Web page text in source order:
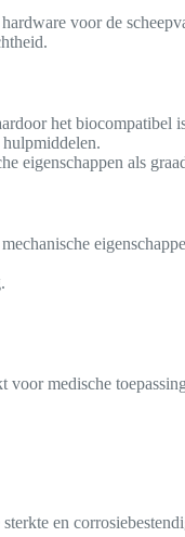
voor de
het biocompatibel
eigenschappen als
medische
en